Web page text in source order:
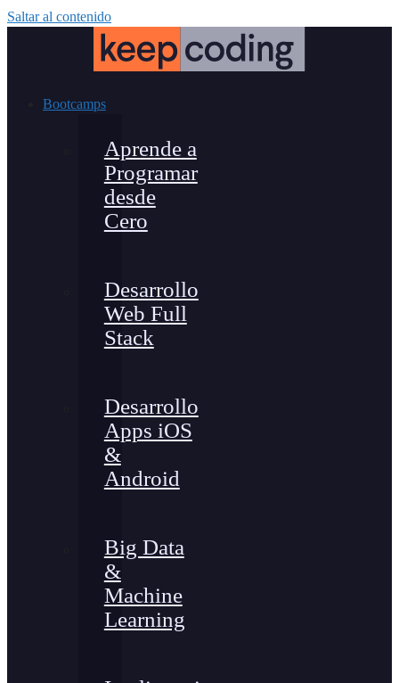
Saltar al contenido
Bootcamps
Aprende a
Programar
desde
Cero
Desarrollo
Web Full
Stack
Desarrollo
Apps iOS
&
Android
Big Data
&
Machine
Learning